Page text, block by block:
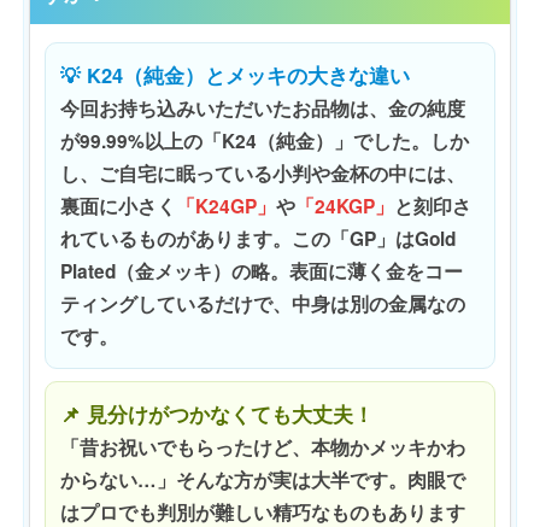
💡 K24（純金）とメッキの大きな違い
今回お持ち込みいただいたお品物は、金の純度
が99.99%以上の「K24（純金）」でした。しか
し、ご自宅に眠っている小判や金杯の中には、
裏面に小さく
「K24GP」 や 「24KGP」 と刻印さ
れているものがあります。この「GP」はGold
Plated（金メッキ）の略。表面に薄く金をコー
ティングしているだけで、中身は別の金属なの
です。
📌 見分けがつかなくても大丈夫！
「昔お祝いでもらったけど、本物かメッキかわ
からない…」そんな方が実は大半です。肉眼で
はプロでも判別が難しい精巧なものもあります